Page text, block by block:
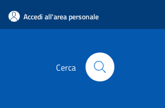
Accedi all'area personale
Cerca